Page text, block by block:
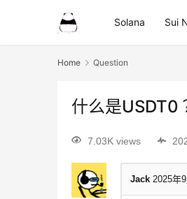
Solana Sui
Home Question
什么是USDT0
7.03K views
Jack 2025年